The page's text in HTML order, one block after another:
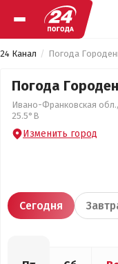
24 Канал Погода
Погода
Ивано-Франковская
25.5°В
Изменить город
Сегодня